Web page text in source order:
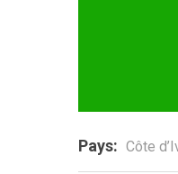
Pays: Côte